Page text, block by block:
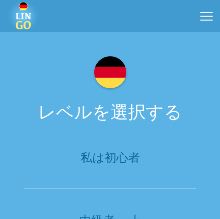
レベルを選択する
私は初心者